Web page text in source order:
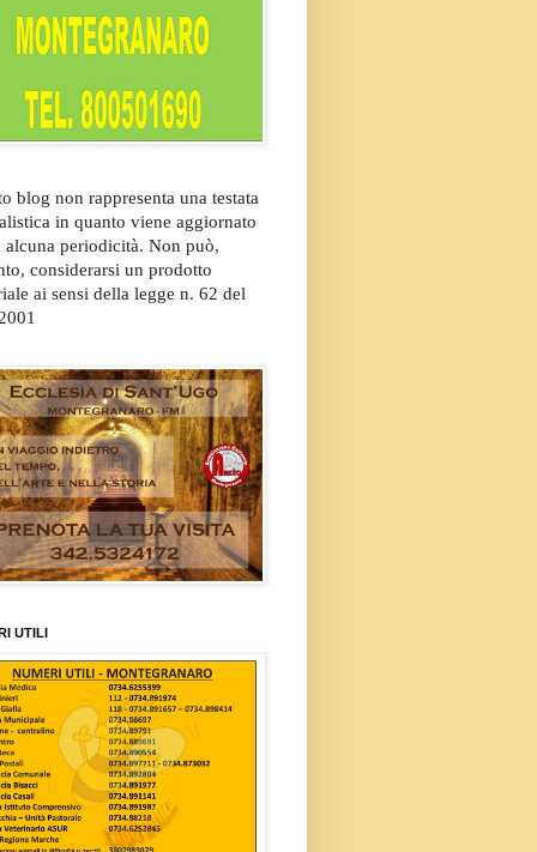
blog non rappresenta una testata
in quanto viene aggiornato
alcuna periodicità. Non può,
considerarsi un prodotto
ai sensi della legge n. 62 del
UTILI